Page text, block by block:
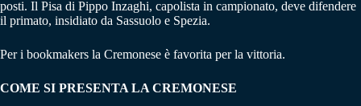
posti. Il Pisa di Pippo Inzaghi, capolista in campionato, deve difendere
il primato, insidiato da Sassuolo e Spezia.
Per i bookmakers la Cremonese è favorita per la vittoria.
COME SI PRESENTA LA CREMONESE